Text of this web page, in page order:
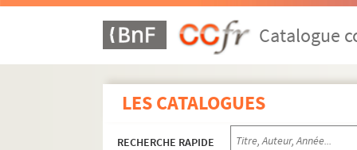
Catalogue
LES CATALOGUES
RECHERCHE RAPIDE